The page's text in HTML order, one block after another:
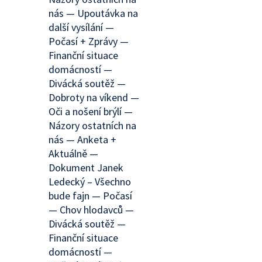
nás — Upoutávka na
další vysílání —
Počasí + Zprávy —
Finanční situace
domácností —
Divácká soutěž —
Dobroty na víkend —
Oči a nošení brýlí —
Názory ostatních na
nás — Anketa +
Aktuálně —
Dokument Janek
Ledecký – Všechno
bude fajn — Počasí
— Chov hlodavců —
Divácká soutěž —
Finanční situace
domácností —